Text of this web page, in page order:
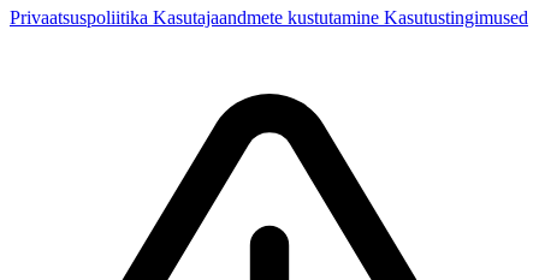
Privaatsuspoliitika Kasutajaandmete kustutamine Kasutustingimused